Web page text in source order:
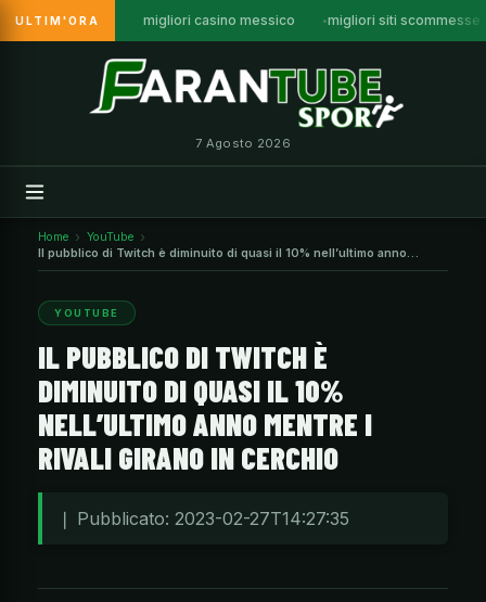
ULTIM'ORA migliori casino messico migliori siti scommesse
7 Agosto 2026
Home
YouTube
Il pubblico di Twitch è diminuito di quasi il 10% nell’ultimo anno
mentre i rivali girano in cerchio
YOUTUBE
IL PUBBLICO DI TWITCH È
DIMINUITO DI QUASI IL 10%
NELL’ULTIMO ANNO MENTRE I
RIVALI GIRANO IN CERCHIO
❘ Pubblicato: 2023-02-27T14:27:35